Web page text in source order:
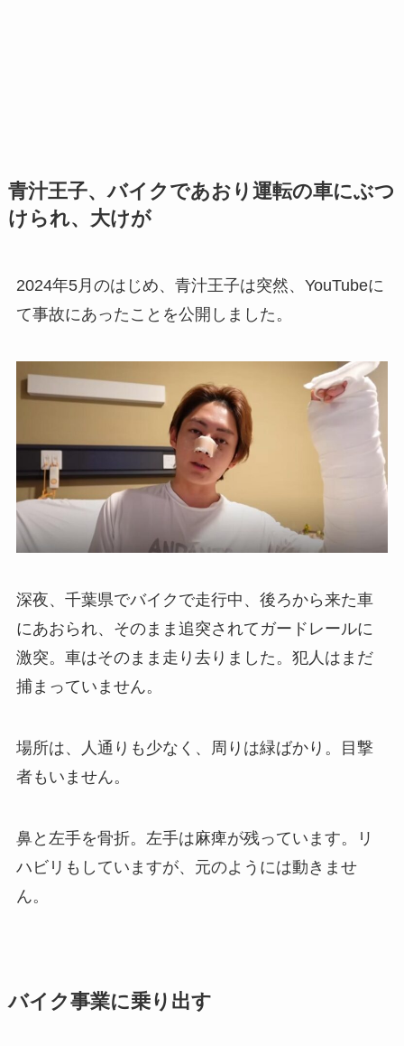
青汁王子、バイクであおり運転の車にぶつ
けられ、大けが
2024年5月のはじめ、青汁王子は突然、YouTubeに
て事故にあったことを公開しました。
深夜、千葉県でバイクで走行中、後ろから来た車
にあおられ、そのまま追突されてガードレールに
激突。車はそのまま走り去りました。犯人はまだ
捕まっていません。
場所は、人通りも少なく、周りは緑ばかり。目撃
者もいません。
鼻と左手を骨折。左手は麻痺が残っています。リ
ハビリもしていますが、元のようには動きませ
ん。
バイク事業に乗り出す